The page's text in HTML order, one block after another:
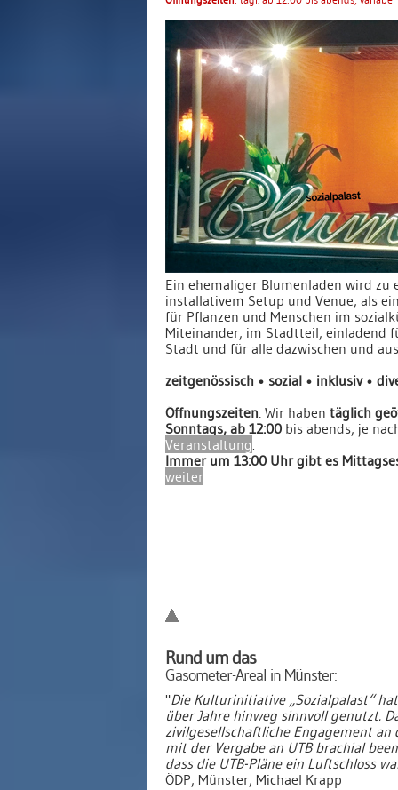
Ein ehemaliger Blumenladen wird zu
installativem Setup und Venue, als
für Pflanzen und Menschen im
Miteinander, im Stadtteil, einladend
Stadt und für alle dazwischen und
zeitgenössisch • sozial • inklusiv •
Öffnungszeiten: Wir haben täglich
Sonntags, ab 12:00 bis abends, je
Veranstaltung.
Immer um 13:00 Uhr gibt es
weiter
Rund um das
Gasometer-Areal in Münster:
"Die Kulturinitiative „Sozialpalast“
über Jahre hinweg sinnvoll genutzt.
zivilgesellschaftliche Engagement an
mit der Vergabe an UTB brachial
dass die UTB-Pläne ein Luftschloss
ÖDP, Münster, Michael Krapp